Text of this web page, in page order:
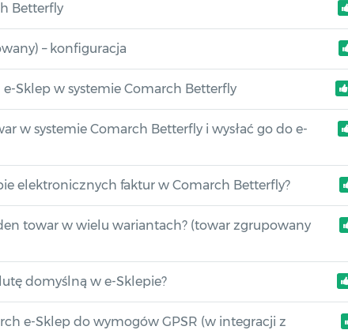
Betterfly
– konfiguracja
Sklep w systemie Comarch Betterfly
w systemie Comarch Betterfly i wysłać go do e-
elektronicznych faktur w Comarch Betterfly?
towar w wielu wariantach? (towar zgrupowany
domyślną w e-Sklepie?
e-Sklep do wymogów GPSR (w integracji z